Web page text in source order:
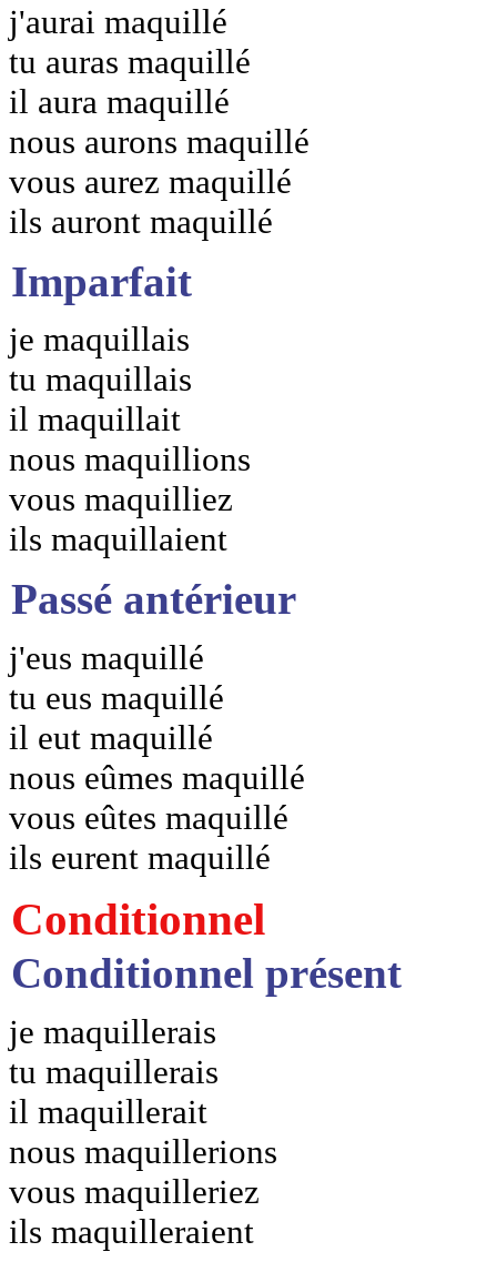
j'aurai maquillé
tu auras maquillé
il aura maquillé
nous aurons maquillé
vous aurez maquillé
ils auront maquillé
Imparfait
je maquillais
tu maquillais
il maquillait
nous maquillions
vous maquilliez
ils maquillaient
Passé antérieur
j'eus maquillé
tu eus maquillé
il eut maquillé
nous eûmes maquillé
vous eûtes maquillé
ils eurent maquillé
Conditionnel
Conditionnel présent
je maquillerais
tu maquillerais
il maquillerait
nous maquillerions
vous maquilleriez
ils maquilleraient